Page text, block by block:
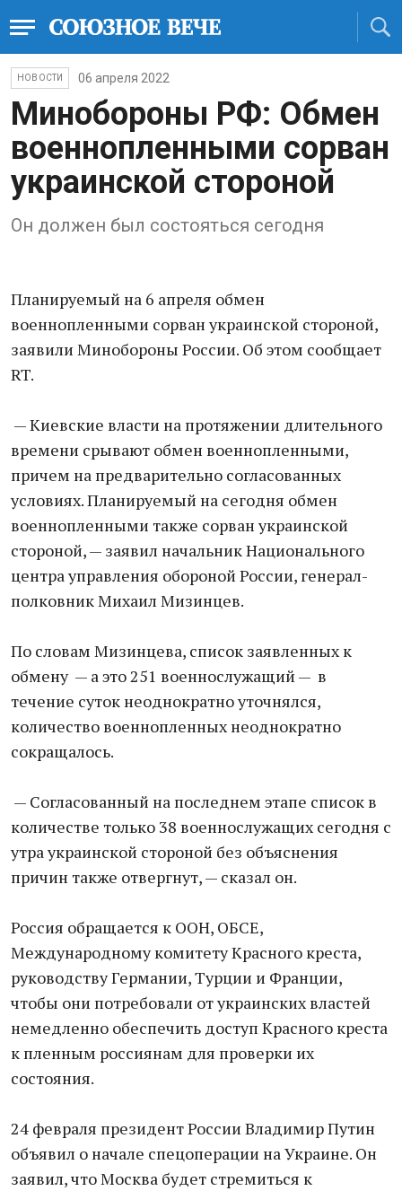
НОВОСТИ 06 апреля 2022
Минобороны РФ:​ Обмен
военнопленными сорван
украинской стороной​
Он должен был состояться сегодня​
Планируемый на 6 апреля обмен
военнопленными сорван украинской стороной,
заявили​ Минобороны России. Об этом сообщает
RT.​
​ —​ Киевские власти на протяжении длительного
времени срывают обмен военнопленными,
причем на предварительно согласованных
условиях. Планируемый на сегодня обмен
военнопленными также сорван украинской
стороной, — заявил​ начальник Национального
центра управления обороной России,​ генерал-
полковник Михаил Мизинцев.
По​ словам Мизинцева, список заявленных к
обмену ​ —​ а это​ 251 военнослужащий —​ ​ в
течение суток неоднократно уточнялся,
количество военнопленных неоднократно
сокращалось.
​ —​ Согласованный на последнем этапе список в
количестве только 38 военнослужащих сегодня с
утра украинской стороной без объяснения
причин также отвергнут, — сказал он.
Россия​ обращается к ООН, ОБСЕ,
Международному комитету Красного креста,
руководству Германии, Турции и Франции,
чтобы они потребовали от украинских властей
немедленно обеспечить доступ Красного креста
к пленным россиянам для проверки их
состояния.
24 февраля президент России Владимир Путин
объявил о начале спецоперации на Украине. Он
зaявил, что Мoсква будет стремиться к